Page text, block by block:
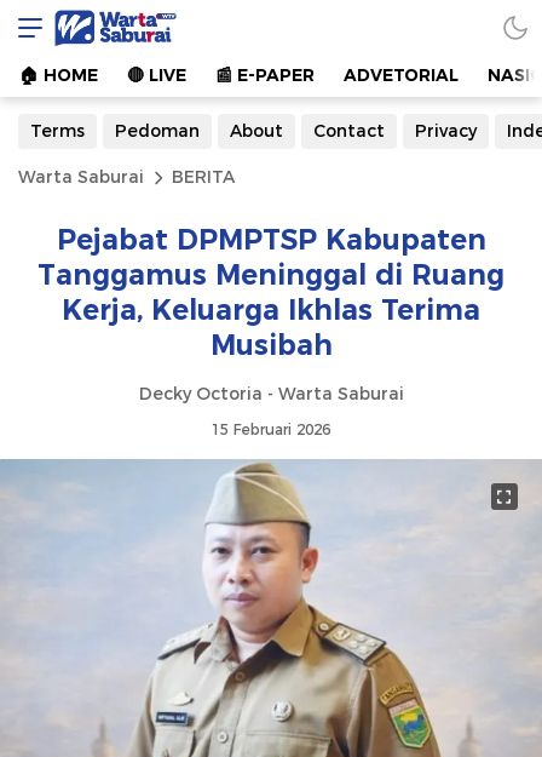
Warta Saburai
Sumber Informasi Terkini
🏠︎ HOME 🔴 LIVE 📰 E-PAPER ADVETORIAL
Terms Pedoman About Contact Privacy
Warta Saburai BERITA
Pejabat DPMPTSP Kabupaten
Tanggamus Meninggal di Ruang
Kerja, Keluarga Ikhlas Terima
Musibah
Decky Octoria - Warta Saburai
15 Februari 2026